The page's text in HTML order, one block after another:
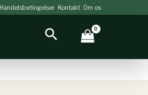
Handelsbetingelser Kontakt Om os
Søg